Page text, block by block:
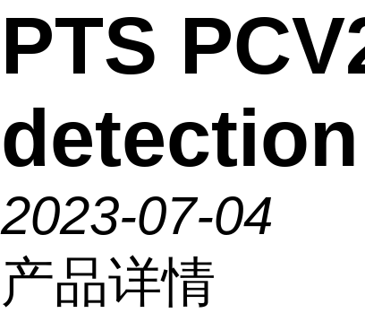
PTS
detection
2023-07-04
产品详情